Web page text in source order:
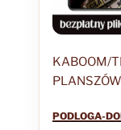
KABOOM/
PODLOGA-